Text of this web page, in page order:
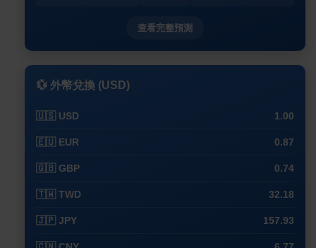
查看完整預測
💱 外幣兌換 (USD)
🇺🇸 USD 1.00
🇪🇺 EUR 0.87
🇬🇧 GBP 0.74
🇹🇼 TWD 32.18
🇯🇵 JPY 157.93